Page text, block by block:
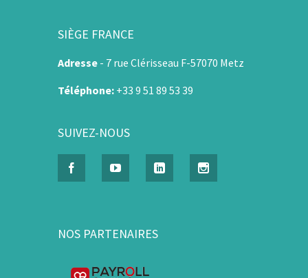
SIÈGE FRANCE
Adresse - 7 rue Clérisseau F-57070 Metz
Téléphone: +33 9 51 89 53 39
SUIVEZ-NOUS
NOS PARTENAIRES